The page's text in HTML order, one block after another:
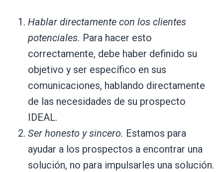
Hablar directamente con los clientes
potenciales. Para hacer esto
correctamente, debe haber definido su
objetivo y ser específico en sus
comunicaciones, hablando directamente
de las necesidades de su prospecto
IDEAL.
Ser honesto y sincero. Estamos para
ayudar a los prospectos a encontrar una
solución, no para impulsarles una solución.